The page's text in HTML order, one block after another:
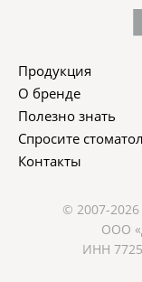
Продукция
О бренде
Полезно знать
Спросите
Контакты
© 2007-
ООО
ИНН